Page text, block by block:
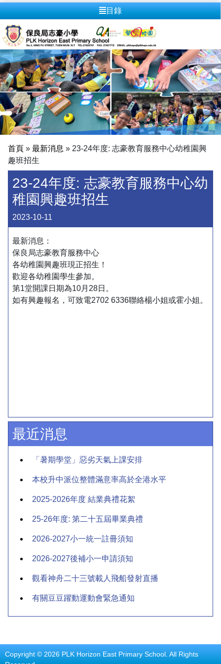
目錄
首頁 » 最新消息 » 23-24年度: 志豪教育服務中心幼稚園興
趣班招生
23-24年度: 志豪教育服務中心幼
稚園興趣班招生
2023-10-11
最新消息：
保良局志豪教育服務中心
各幼稚園興趣班現正招生！
歡迎各幼稚園學生參加。
第1堂開課日期為10月28日。
如有興趣報名，可致電2702 6336聯絡楊小姐或霍小姐。
最近消息
「暑期學堂」惡劣天氣上課安排
本校升中派位整體滿意率高於全港水平
2025-2026年度 結業典禮花絮
25-26年度: 第二十五屆畢業典禮
2026-2027小一統一註冊須知
2026-2027後補小一申請須知
觀看神舟二十三號載人飛船發射直播
有關豆豆躍動運動會緊急通知
Copyright © 2026 PLK Horizon East Primary School. All Rights